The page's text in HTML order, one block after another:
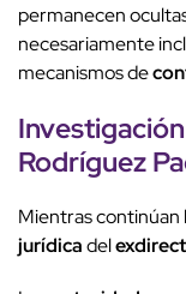
permanecen
necesariamente
mecanismos de
Investigación
Rodríguez
Mientras continúan
jurídicadel